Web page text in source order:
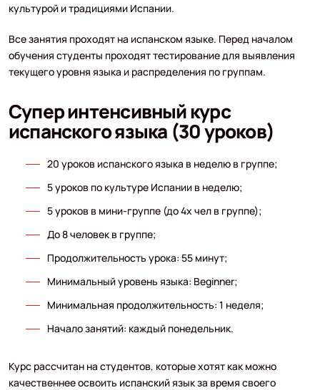
культурой и традициями Испании.
Все занятия проходят на испанском языке. Перед началом
обучения студенты проходят тестирование для выявления
текущего уровня языка и распределения по группам.
Супер интенсивный курс
испанского языка (30 уроков)
20 уроков испанского языка в неделю в группе;
5 уроков по культуре Испании в неделю;
5 уроков в мини-группе (до 4х чел в группе);
До 8 человек в группе;
Продолжительность урока: 55 минут;
Минимальный уровень языка: Beginner;
Минимальная продолжительность: 1 неделя;
Начало занятий: каждый понедельник.
Курс рассчитан на студентов, которые хотят как можно
качественнее освоить испанский язык за время своего